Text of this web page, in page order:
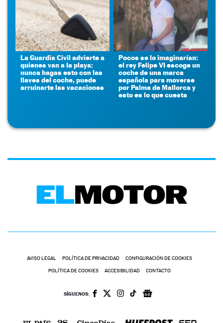
La Guardia Civil advierte a
quienes van a la playa:
nunca hagas esto con las
llaves del coche, puede
arruinarte las vacaciones
Pocos se lo imaginarían:
el rey Felipe VI escoge un
coche de una marca
española para moverse
por Palma de Mallorca y
esto es lo que cuesta
AVISO LEGAL POLÍTICA DE PRIVACIDAD CONFIGURACIÓN DE COOKIES
POLÍTICA DE COOKIES ACCESIBILIDAD CONTACTO
SÍGUENOS: